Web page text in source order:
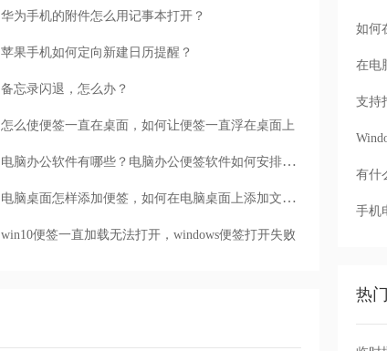
华为手机的附件怎么用记事本打开？
苹果手机如何定向新建日历提醒？
备忘录闪退，怎么办？
怎么使便签一直在桌面，如何让便签一直浮在桌面上
电脑办公软件有哪些？电脑办公便签软件如何安排工作任务
电脑桌面怎样添加便签，如何在电脑桌面上添加文字便签
win10便签一直加载无法打开，windows便签打开失败
如何
在电
支持
有什
手机
热